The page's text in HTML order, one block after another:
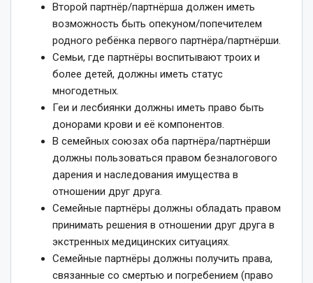
Второй партнёр/партнёрша должен иметь
возможность быть опекуном/попечителем
родного ребёнка первого партнёра/партнёрши.
Семьи, где партнёры воспитывают троих и
более детей, должны иметь статус
многодетных.
Геи и лесбиянки должны иметь право быть
донорами крови и её компонентов.
В семейных союзах оба партнёра/партнёрши
должны пользоваться правом безналогового
дарения и наследования имущества в
отношении друг друга.
Семейные партнёры должны обладать правом
принимать решения в отношении друг друга в
экстренных медицинских ситуациях.
Семейные партнёры должны получить права,
связанные со смертью и погребением (право